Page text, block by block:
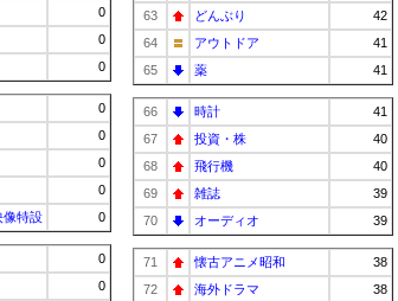
0
0
0
0
0
0
0
像特設 0
0
0
63
どんぶり
42
64
アウトドア
41
65
薬 41
66 時計
41
67
投資・株
40
68
飛行機
40
69
雑誌
39
70
オーディオ 39
71 懐古アニメ昭和
38
72
海外ドラマ
38